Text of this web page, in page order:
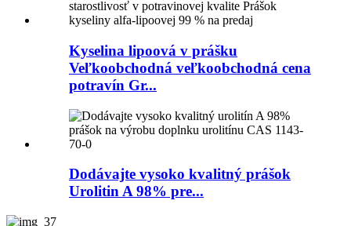
Kyselina lipoová v prášku
Veľkoobchodná veľkoobchodná cena
potravín Gr...
Dodávajte vysoko kvalitný prášok
Urolitin A 98% pre...